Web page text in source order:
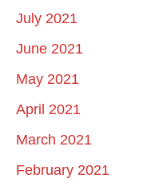
July 2021
June 2021
May 2021
April 2021
March 2021
February 2021